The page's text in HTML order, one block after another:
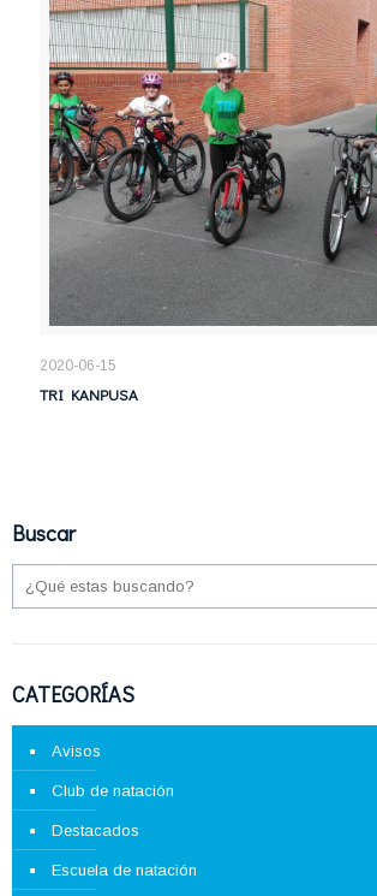
2020-06-15
TRI KANPUSA
Buscar
CATEGORÍAS
Avisos
Club de natación
Destacados
Escuela de natación